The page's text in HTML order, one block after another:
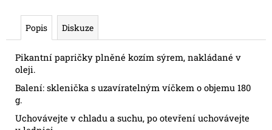
Popis Diskuze
Pikantní papričky plněné kozím sýrem, nakládané v
oleji.
Balení: sklenička s uzavíratelným víčkem o objemu 180
g.
Uchovávejte v chladu a suchu, po otevření uchovávejte
m
e
EXTRAPANENSKÝ
OLIVOVÝ
OLEJ
TRULLO